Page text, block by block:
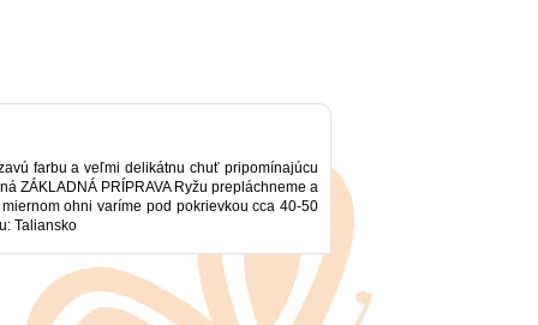
farbu a veľmi delikátnu chuť pripomínajúcu
ZÁKLADNÁ PRÍPRAVA Ryžu prepláchneme a
ohni varíme pod pokrievkou cca 40-50
Taliansko